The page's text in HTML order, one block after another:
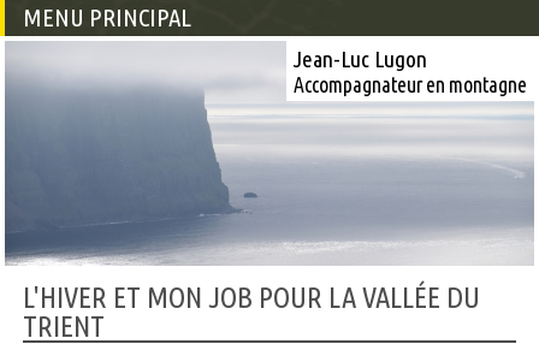
MENU PRINCIPAL
Jean-Luc Lugon
Accompagnateur en montagne
L'HIVER ET MON JOB POUR LA VALLÉE DU
TRIENT